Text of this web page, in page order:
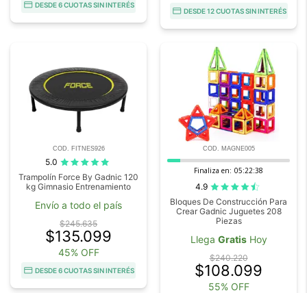
DESDE 6 CUOTAS SIN INTERÉS
DESDE 12 CUOTAS SIN INTERÉS
COD. FITNES926
5.0
Trampolín Force By Gadnic 120
kg Gimnasio Entrenamiento
Envío a todo el país
$245.635
$135.099
45% OFF
DESDE 6 CUOTAS SIN INTERÉS
COD. MAGNE005
Finaliza en: 05:22:37
4.9
Bloques De Construcción Para
Crear Gadnic Juguetes 208
Piezas
Llega GratisHoy
$240.220
$108.099
55% OFF